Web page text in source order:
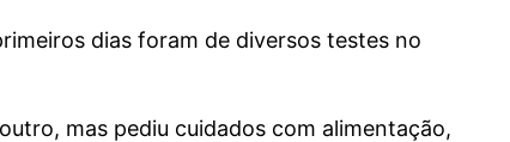
dias foram de diversos testes no
mas pediu cuidados com alimentação,